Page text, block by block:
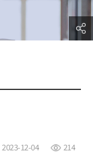
2023-12-04 214